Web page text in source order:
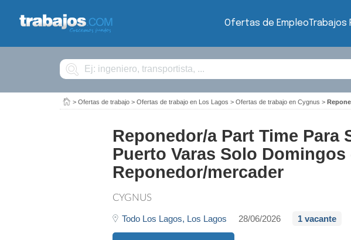
Ofertas de EmpleoTrabajos
Buscar
> Ofertas de trabajo > Ofertas de trabajo en Los Lagos > Ofertas de trabajo en Cygnus >
Reponedor/a Part Time Para
Puerto Varas Solo Domingos
Reponedor/mercader
CYGNUS
Todo Los Lagos, Los Lagos 28/06/2026 1 vacante